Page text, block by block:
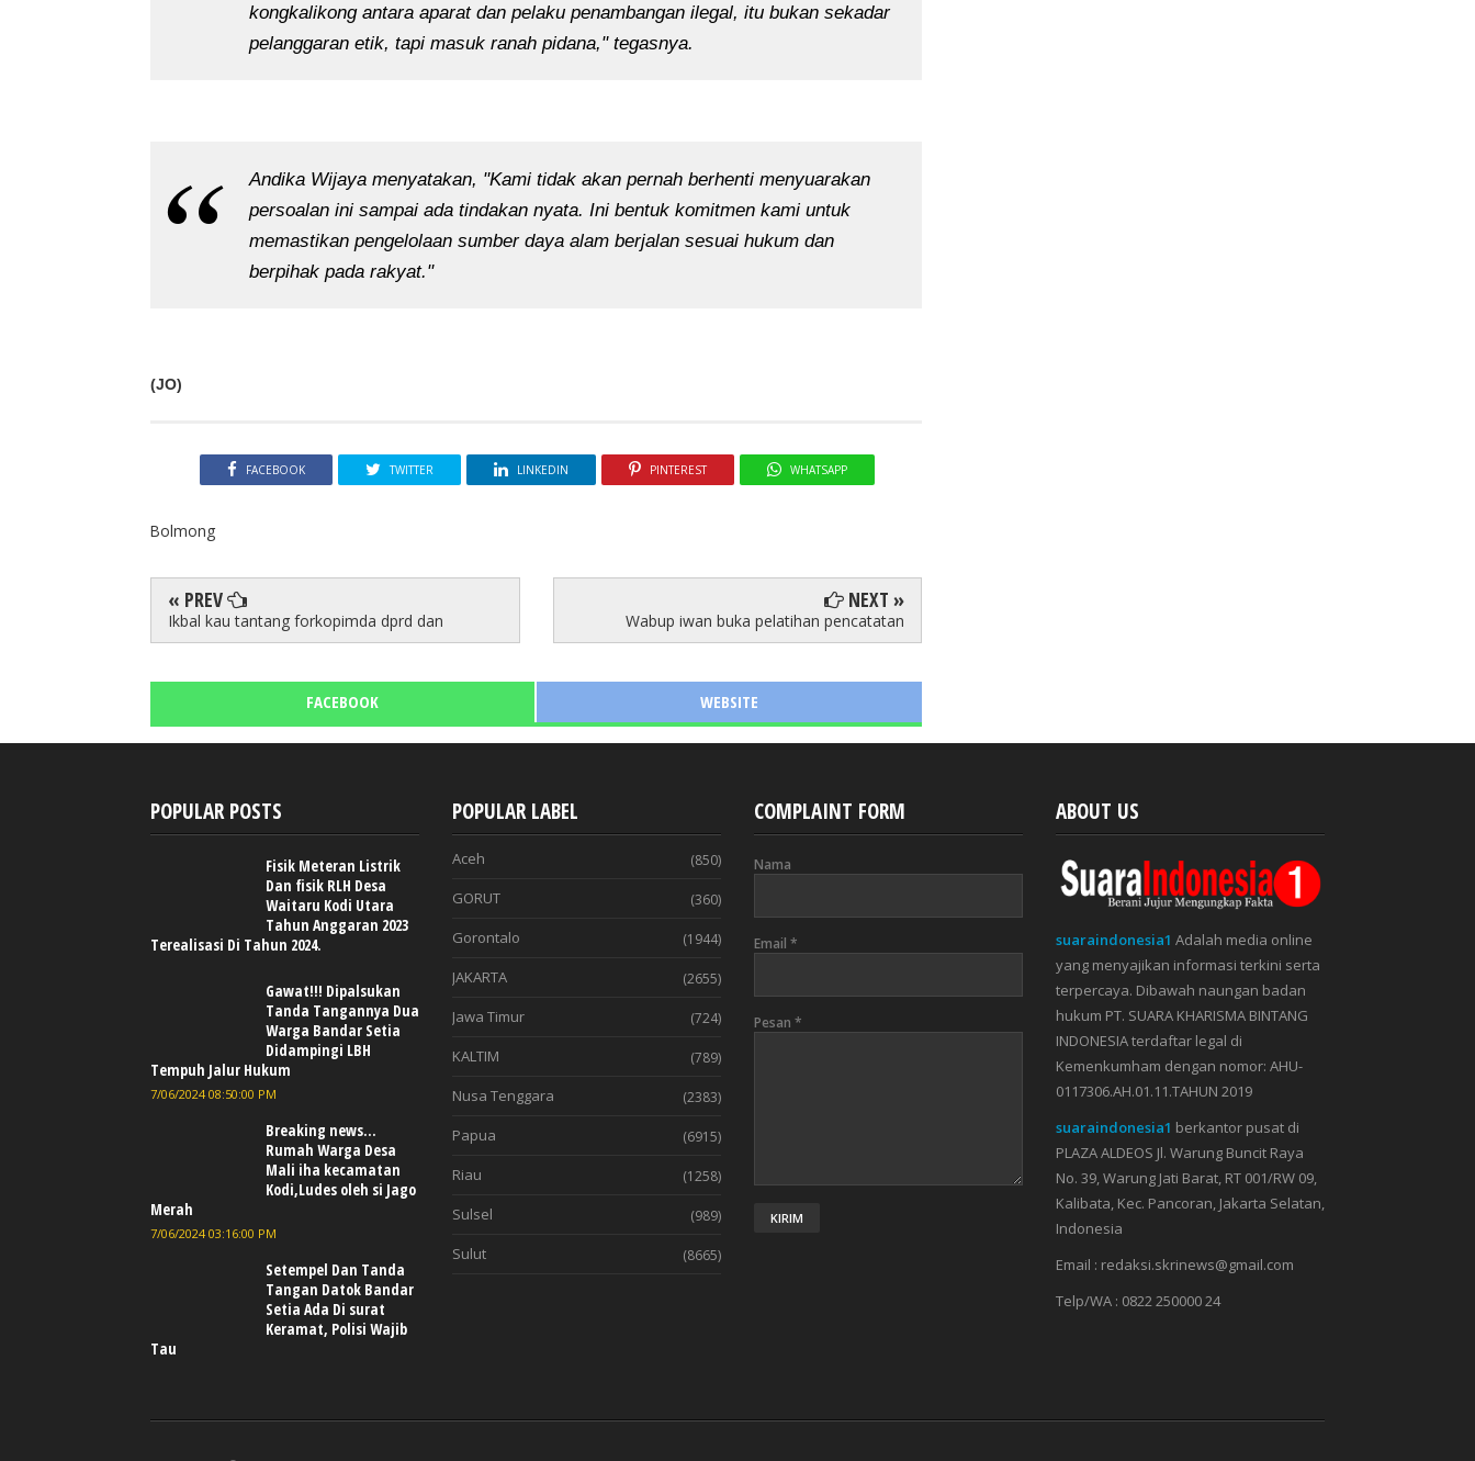
kongkalikong antara aparat dan pelaku penambangan ilegal, itu bukan sekadar
pelanggaran etik, tapi masuk ranah pidana," tegasnya.
Andika Wijaya menyatakan, "Kami tidak akan pernah berhenti menyuarakan
persoalan ini sampai ada tindakan nyata. Ini bentuk komitmen kami untuk
memastikan pengelolaan sumber daya alam berjalan sesuai hukum dan
berpihak pada rakyat."
(JO)
FACEBOOK TWITTER LINKEDIN PINTEREST WHATSAPP
Bolmong
« PREV
Ikbal kau tantang forkopimda dprd dan
NEXT »
Wabup iwan buka pelatihan pencatatan
FACEBOOK WEBSITE
POPULAR POSTS
Fisik Meteran Listrik
Dan fisik RLH Desa
Waitaru Kodi Utara
Tahun Anggaran 2023
Terealisasi Di Tahun 2024.
Gawat!!! Dipalsukan
Tanda Tangannya Dua
Warga Bandar Setia
Didampingi LBH
Tempuh Jalur Hukum
7/06/2024 08:50:00 PM
Breaking news...
Rumah Warga Desa
Mali iha kecamatan
Kodi,Ludes oleh si Jago
Merah
7/06/2024 03:16:00 PM
Setempel Dan Tanda
Tangan Datok Bandar
Setia Ada Di surat
Keramat, Polisi Wajib
Tau
POPULAR LABEL
Aceh (850)
GORUT (360)
Gorontalo (1944)
JAKARTA (2655)
Jawa Timur (724)
KALTIM (789)
Nusa Tenggara (2383)
Papua (6915)
Riau (1258)
Sulsel (989)
Sulut (8665)
COMPLAINT FORM
Nama
Email *
Pesan *
ABOUT US
suaraindonesia1 Adalah media online
yang menyajikan informasi terkini serta
terpercaya. Dibawah naungan badan
hukum PT. SUARA KHARISMA BINTANG
INDONESIA terdaftar legal di
Kemenkumham dengan nomor: AHU-
0117306.AH.01.11.TAHUN 2019
suaraindonesia1 berkantor pusat di
PLAZA ALDEOS Jl. Warung Buncit Raya
No. 39, Warung Jati Barat, RT 001/RW 09,
Kalibata, Kec. Pancoran, Jakarta Selatan,
Indonesia
Email : redaksi.skrinews@gmail.com
Telp/WA : 0822 250000 24